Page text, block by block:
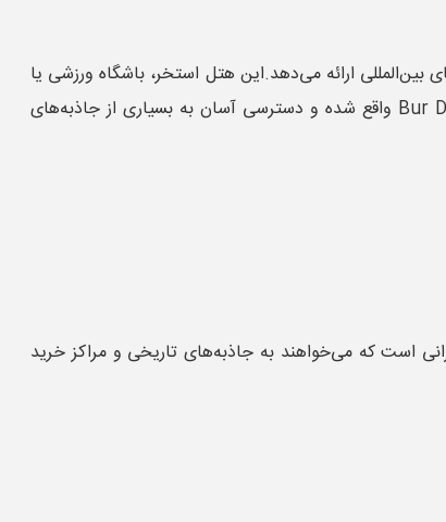
داخلی است که منوی متنوعی از غذاهای بین‌المللی ارائه می‌دهد.این هتل استخر، باشگاه ورزشی یا
امکانات لوکس پنج‌ستاره ندارد و بیشتر به عنوان یک اقامتگاه اقتصادی دوستاره با خدمات پایه شناخته می‌شود.هتل گرند نوا در منطقه Bur Dubai واقع شده و دسترسی آسان به بسیاری از جاذبه‌های
است که می‌خواهند به جاذبه‌های تاریخی و مراکز خرید